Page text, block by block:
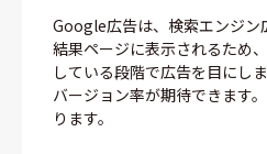
Google広告は、検索エンジン
結果ページに表示されるため
している段階で広告を目にし
バージョン率が期待できます
ります。